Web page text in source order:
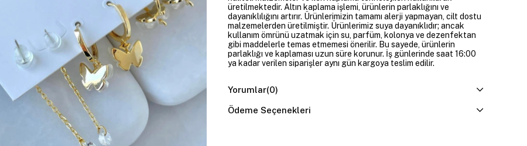
üretilmektedir. Altın kaplama işlemi, ürünlerin parlaklığını ve
dayanıklılığını artırır. Ürünlerimizin tamamı alerji yapmayan, cilt dostu
malzemelerden üretilmiştir. Ürünlerimiz suya dayanıklıdır; ancak
kullanım ömrünü uzatmak için su, parfüm, kolonya ve dezenfektan
gibi maddelerle temas etmemesi önerilir. Bu sayede, ürünlerin
parlaklığı ve kaplaması uzun süre korunur. İş günlerinde saat 16:00
ya kadar verilen siparişler aynı gün kargoya teslim edilir.
Yorumlar(0)
Ödeme Seçenekleri